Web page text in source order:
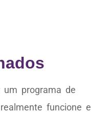
um programa de
funcione e